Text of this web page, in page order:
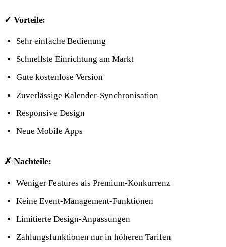
✓ Vorteile:
Sehr einfache Bedienung
Schnellste Einrichtung am Markt
Gute kostenlose Version
Zuverlässige Kalender-Synchronisation
Responsive Design
Neue Mobile Apps
✗ Nachteile:
Weniger Features als Premium-Konkurrenz
Keine Event-Management-Funktionen
Limitierte Design-Anpassungen
Zahlungsfunktionen nur in höheren Tarifen